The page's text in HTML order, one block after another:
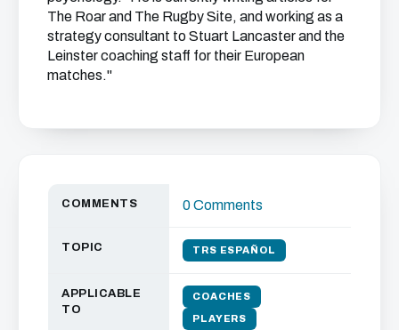
The Roar and The Rugby Site, and working as a
strategy consultant to Stuart Lancaster and the
Leinster coaching staff for their European
matches."
COMMENTS 0 Comments
TOPIC TRS ESPAÑOL
APPLICABLE
TO
COACHES
PLAYERS